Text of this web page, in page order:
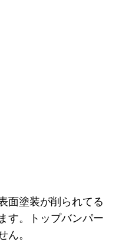
面塗装が削られてる
す。トップバンパー
ん。